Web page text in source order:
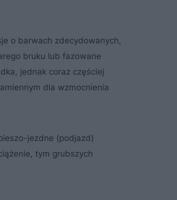
o barwach zdecydowanych,
bruku lub fazowane
jednak coraz częściej
dla wzmocnienia
jezdne (podjazd)
tym grubszych